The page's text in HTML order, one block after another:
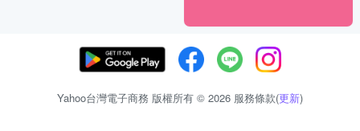
Yahoo台灣電子商務 版權所有 © 2026 服務條款(更新)